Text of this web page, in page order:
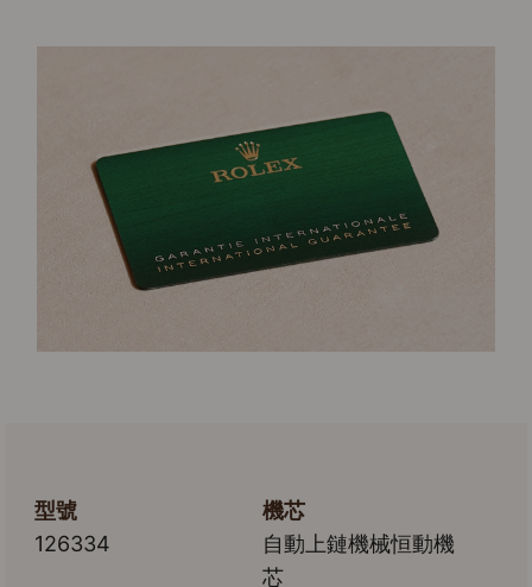
型號
126334
機芯
自動上鏈機械恒動機
芯